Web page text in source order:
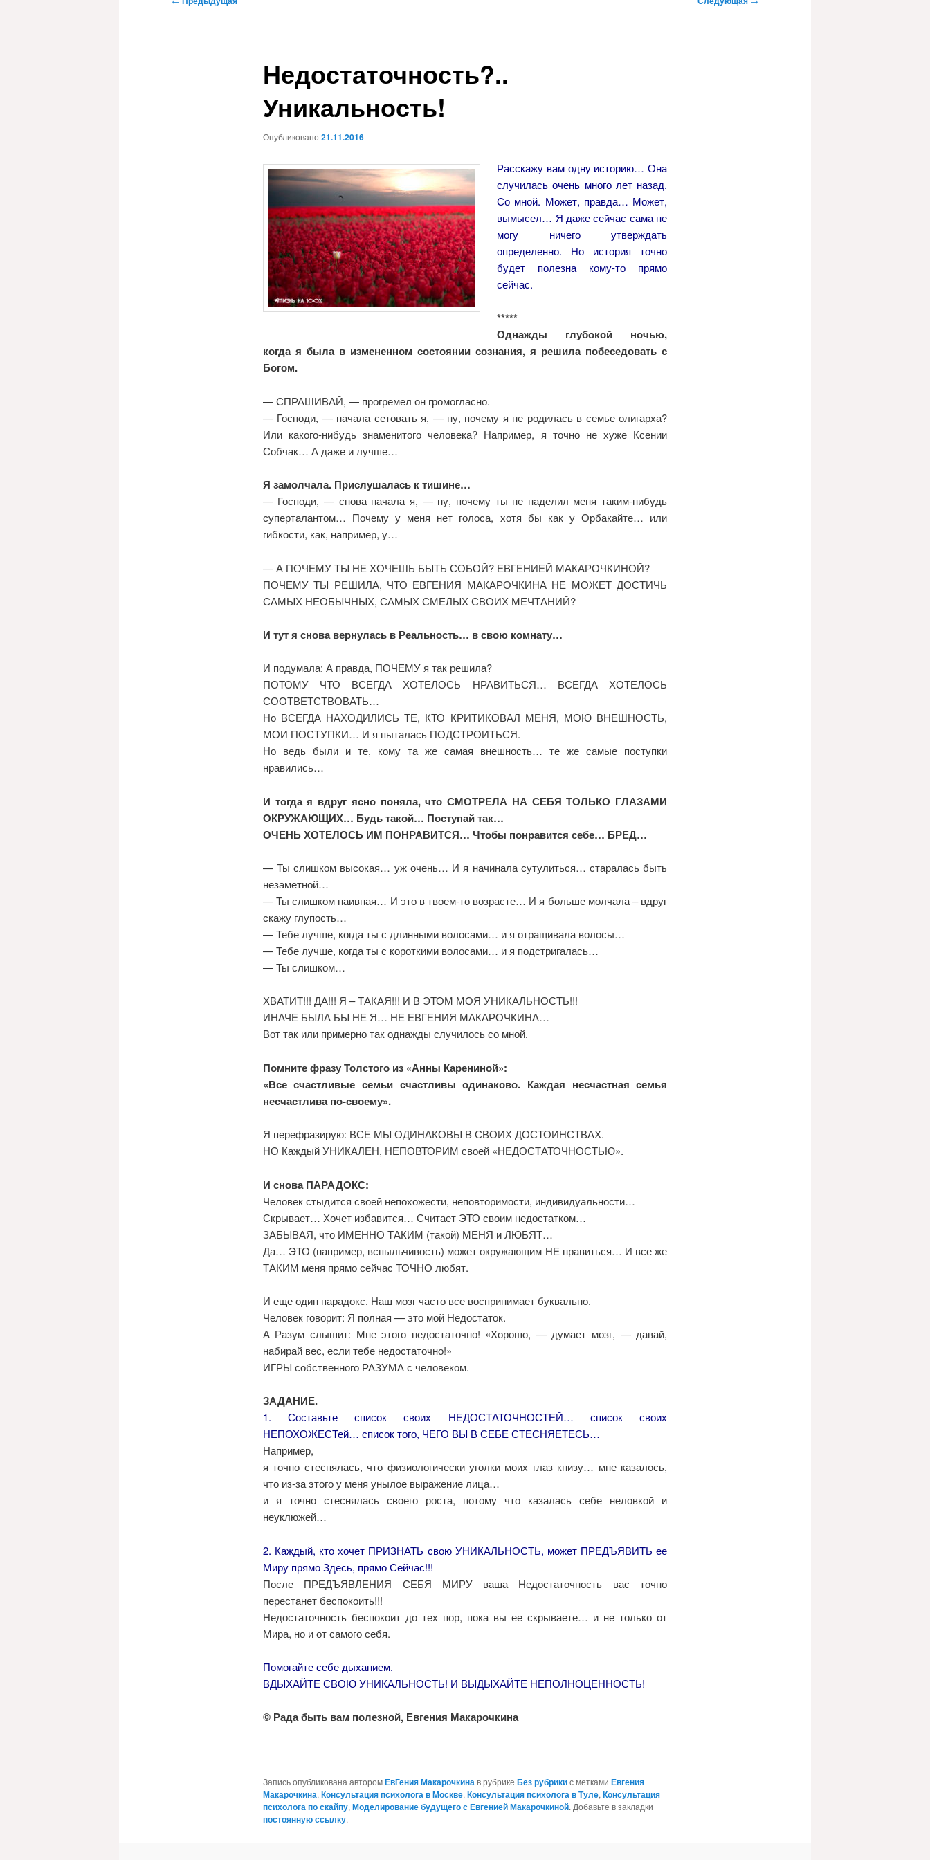
Недостаточность?..
Уникальность!
Опубликовано 21.11.2016
Расскажу вам одну историю… Она
случилась очень много лет назад.
Со мной. Может, правда… Может,
вымысел… Я даже сейчас сама не
могу ничего утверждать
определенно. Но история точно
будет полезна кому-то прямо
сейчас.
*****
Однажды глубокой ночью,
когда я была в измененном состоянии сознания, я решила побеседовать с
Богом.
— СПРАШИВАЙ, — прогремел он громогласно.
— Господи, — начала сетовать я, — ну, почему я не родилась в семье олигарха?
Или какого-нибудь знаменитого человека? Например, я точно не хуже Ксении
Собчак… А даже и лучше…
Я замолчала. Прислушалась к тишине…
— Господи, — снова начала я, — ну, почему ты не наделил меня таким-нибудь
суперталантом… Почему у меня нет голоса, хотя бы как у Орбакайте… или
гибкости, как, например, у…
— А ПОЧЕМУ ТЫ НЕ ХОЧЕШЬ БЫТЬ СОБОЙ? ЕВГЕНИЕЙ МАКАРОЧКИНОЙ?
ПОЧЕМУ ТЫ РЕШИЛА, ЧТО ЕВГЕНИЯ МАКАРОЧКИНА НЕ МОЖЕТ ДОСТИЧЬ
САМЫХ НЕОБЫЧНЫХ, САМЫХ СМЕЛЫХ СВОИХ МЕЧТАНИЙ?
И тут я снова вернулась в Реальность… в свою комнату…
И подумала: А правда, ПОЧЕМУ я так решила?
ПОТОМУ ЧТО ВСЕГДА ХОТЕЛОСЬ НРАВИТЬСЯ… ВСЕГДА ХОТЕЛОСЬ
СООТВЕТСТВОВАТЬ…
Но ВСЕГДА НАХОДИЛИСЬ ТЕ, КТО КРИТИКОВАЛ МЕНЯ, МОЮ ВНЕШНОСТЬ,
МОИ ПОСТУПКИ… И я пыталась ПОДСТРОИТЬСЯ.
Но ведь были и те, кому та же самая внешность… те же самые поступки
нравились…
И тогда я вдруг ясно поняла, что СМОТРЕЛА НА СЕБЯ ТОЛЬКО ГЛАЗАМИ
ОКРУЖАЮЩИХ… Будь такой… Поступай так…
ОЧЕНЬ ХОТЕЛОСЬ ИМ ПОНРАВИТСЯ… Чтобы понравится себе… БРЕД…
— Ты слишком высокая… уж очень… И я начинала сутулиться… старалась быть
незаметной…
— Ты слишком наивная… И это в твоем-то возрасте… И я больше молчала – вдруг
скажу глупость…
— Тебе лучше, когда ты с длинными волосами… и я отращивала волосы…
— Тебе лучше, когда ты с короткими волосами… и я подстригалась…
— Ты слишком…
ХВАТИТ!!! ДА!!! Я – ТАКАЯ!!! И В ЭТОМ МОЯ УНИКАЛЬНОСТЬ!!!
ИНАЧЕ БЫЛА БЫ НЕ Я… НЕ ЕВГЕНИЯ МАКАРОЧКИНА…
Вот так или примерно так однажды случилось со мной.
Помните фразу Толстого из «Анны Карениной»:
«Все счастливые семьи счастливы одинаково. Каждая несчастная семья
несчастлива по-своему».
Я перефразирую: ВСЕ МЫ ОДИНАКОВЫ В СВОИХ ДОСТОИНСТВАХ.
НО Каждый УНИКАЛЕН, НЕПОВТОРИМ своей «НЕДОСТАТОЧНОСТЬЮ».
И снова ПАРАДОКС:
Человек стыдится своей непохожести, неповторимости, индивидуальности…
Скрывает… Хочет избавится… Считает ЭТО своим недостатком…
ЗАБЫВАЯ, что ИМЕННО ТАКИМ (такой) МЕНЯ и ЛЮБЯТ…
Да… ЭТО (например, вспыльчивость) может окружающим НЕ нравиться… И все же
ТАКИМ меня прямо сейчас ТОЧНО любят.
И еще один парадокс. Наш мозг часто все воспринимает буквально.
Человек говорит: Я полная — это мой Недостаток.
А Разум слышит: Мне этого недостаточно! «Хорошо, — думает мозг, — давай,
набирай вес, если тебе недостаточно!»
ИГРЫ собственного РАЗУМА с человеком.
ЗАДАНИЕ.
1. Составьте список своих НЕДОСТАТОЧНОСТЕЙ… список своих
НЕПОХОЖЕСТей… список того, ЧЕГО ВЫ В СЕБЕ СТЕСНЯЕТЕСЬ…
Например,
я точно стеснялась, что физиологически уголки моих глаз книзу… мне казалось,
что из-за этого у меня унылое выражение лица…
и я точно стеснялась своего роста, потому что казалась себе неловкой и
неуклюжей…
2. Каждый, кто хочет ПРИЗНАТЬ свою УНИКАЛЬНОСТЬ, может ПРЕДЪЯВИТЬ ее
Миру прямо Здесь, прямо Сейчас!!!
После ПРЕДЪЯВЛЕНИЯ СЕБЯ МИРУ ваша Недостаточность вас точно
перестанет беспокоить!!!
Недостаточность беспокоит до тех пор, пока вы ее скрываете… и не только от
Мира, но и от самого себя.
Помогайте себе дыханием.
ВДЫХАЙТЕ СВОЮ УНИКАЛЬНОСТЬ! И ВЫДЫХАЙТЕ НЕПОЛНОЦЕННОСТЬ!
© Рада быть вам полезной, Евгения Макарочкина
Запись опубликована авторомЕвГения Макарочкинав рубрике Без рубрикис метками Евгения
Макарочкина, Консультация психолога в Москве, Консультация психолога в Туле, Консультация
психолога по скайпу, Моделирование будущего с Евгенией Макарочкиной. Добавьте в закладки
постоянную ссылку.